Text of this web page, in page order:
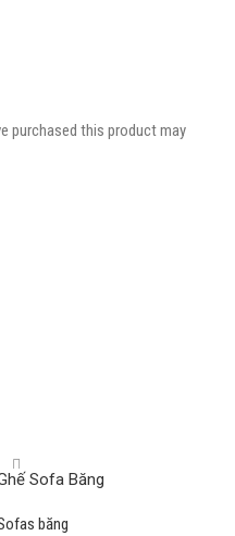
purchased this product may
Sofa Băng
băng